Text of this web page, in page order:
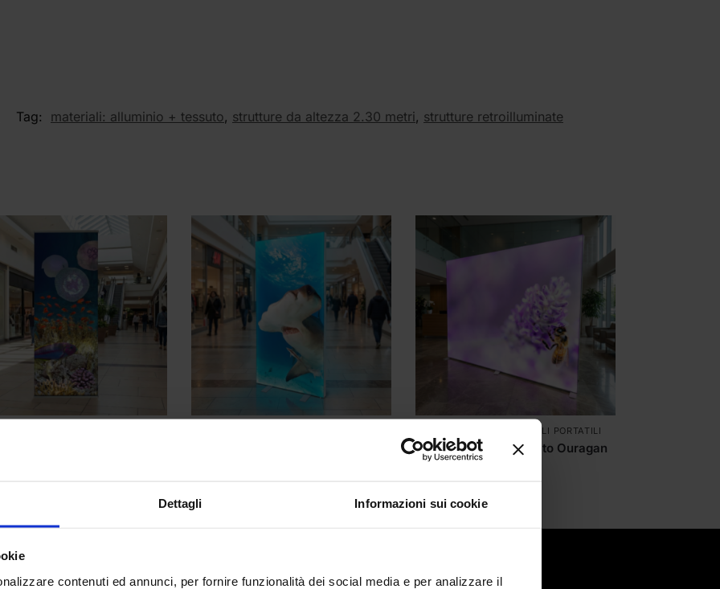
Dettagli Informazioni sui cookie
contenuti ed annunci, per fornire funzionalità dei social media e per analizzare il
Tag: materiali: alluminio + tessuto, strutture da altezza 2.30 metri, strutture retroilluminate
FONDALI PORTATILI
Fondale Retroilluminato Ouragan
SRL
Via Sondrio 3